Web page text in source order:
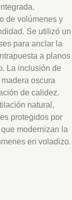
de volúmenes y
Se utilizó un
para anclar la
a planos
La inclusión de
oscura
de calidez.
natural,
protegidos por
modernizan la
en voladizo.